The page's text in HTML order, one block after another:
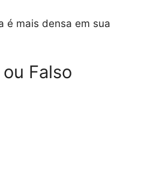
é mais densa em sua
Falso